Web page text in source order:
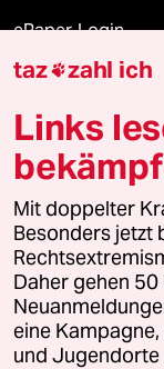
ePaper Login
Downloads für
© 2026 taz
Alle Rechte
wenden Sie sich bitte
Feedback
Leitlinie
taz zahl ich
Links
Mit doppelter
Besonders jetzt
Daher gehen
eine
und Jugendorte